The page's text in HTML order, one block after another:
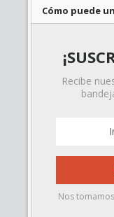
Cómo puede
Recibe
Nos